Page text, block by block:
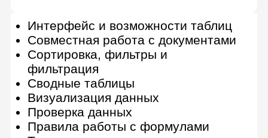
Сертификат от Lerna
По завершении вы получите
сертификат о прохождении
онлайн-курса